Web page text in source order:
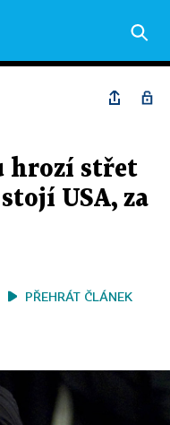
hrozí střet
USA, za
PŘEHRÁT ČLÁNEK